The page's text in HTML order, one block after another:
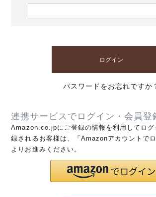
ログイン
パスワードをお忘れですか
連携サービスでログイン・会員登
Amazon.co.jpにご登録の情報を利用してログ
録されるお客様は、「Amazonアカウントで
よりお進みください。